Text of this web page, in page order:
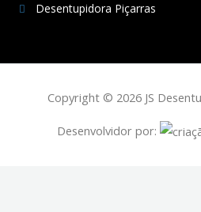
Desentupidora Piçarras
Copyright © 2026 JS
Desenvolvidor por: